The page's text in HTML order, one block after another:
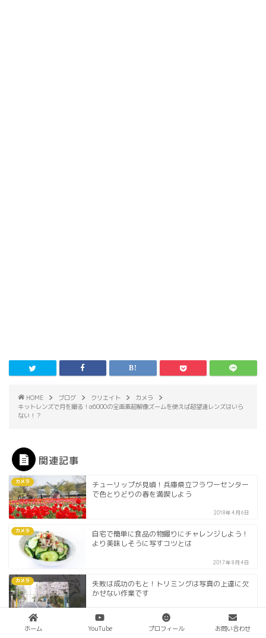
HOME ブログ クリエイト
カメラ
キットレンズで月を撮る！α6000の全画素超解像ズームを使えば超望遠レンズはいら
ない！？
関連記事
カメラ
チューリップが見頃！兵庫県立フラワーセンター
で色とりどりの春を満喫しよう
2018年4月6日
カメラ
自宅で簡単に食品の物撮りにチャレンジしよう！
より美味しそうに写すコツとは
2017年8月4日
カメラ
失敗は成功のもと！トリミングは写真の上達に欠
かせない作業です
ホーム YouTube プロフィール お問い合わせ